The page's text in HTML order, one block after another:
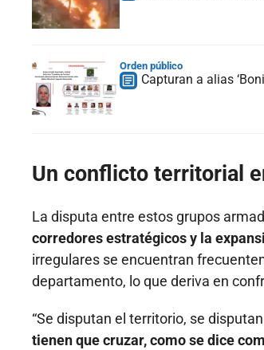
Orden público
Capturan a alias
Un conflicto territorial
La disputa entre estos grupos
corredores estratégicos y la
irregulares se encuentran
departamento, lo que deriva en
“Se disputan el territorio, se
tienen que cruzar, como se dice